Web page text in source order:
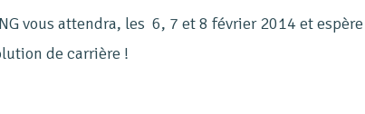
vous attendra, les 6, 7 et 8 février 2014 et
de carrière !